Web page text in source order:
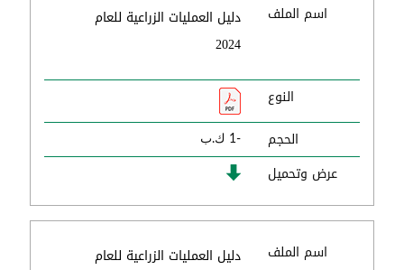
اسم الملف
دليل العمليات الزراعية للعام
2024
النوع
الحجم
-1 ك.ب
عرض وتحميل
اسم الملف
دليل العمليات الزراعية للعام